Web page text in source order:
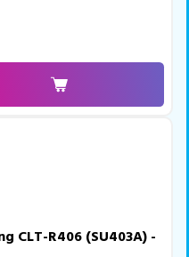
CLT-R406 (SU403A) -